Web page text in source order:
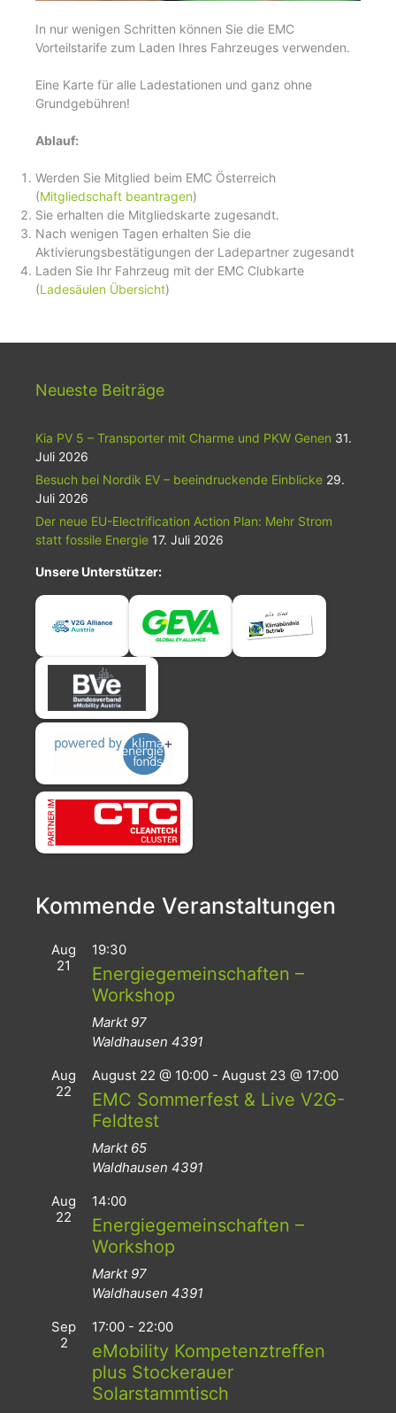
In nur wenigen Schritten können Sie die EMC
Vorteilstarife zum Laden Ihres Fahrzeuges verwenden.
Eine Karte für alle Ladestationen und ganz ohne
Grundgebühren!
Ablauf:
Werden Sie Mitglied beim EMC Österreich
(Mitgliedschaft beantragen)
Sie erhalten die Mitgliedskarte zugesandt.
Nach wenigen Tagen erhalten Sie die
Aktivierungsbestätigungen der Ladepartner zugesandt
Laden Sie Ihr Fahrzeug mit der EMC Clubkarte
(Ladesäulen Übersicht)
Neueste Beiträge
Kia PV 5 – Transporter mit Charme und PKW Genen 31.
Juli 2026
Besuch bei Nordik EV – beeindruckende Einblicke 29.
Juli 2026
Der neue EU-Electrification Action Plan: Mehr Strom
statt fossile Energie 17. Juli 2026
Unsere Unterstützer:
Kommende Veranstaltungen
Aug
21
19:30
Energiegemeinschaften –
Workshop
Markt 97
Waldhausen 4391
Aug
22
August 22 @ 10:00 - August 23 @ 17:00
EMC Sommerfest & Live V2G-
Feldtest
Markt 65
Waldhausen 4391
Aug
22
14:00
Energiegemeinschaften –
Workshop
Markt 97
Waldhausen 4391
Sep
2
17:00 - 22:00
eMobility Kompetenztreffen
plus Stockerauer
Solarstammtisch